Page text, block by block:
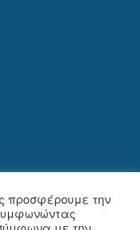
προσφέρουμε την